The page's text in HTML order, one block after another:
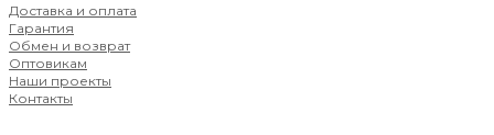
Доставка и оплата
Гарантия
Обмен и возврат
Оптовикам
Наши проекты
Контакты